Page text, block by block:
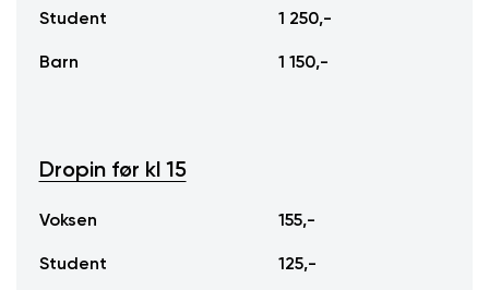
Student
Barn
1 250,-
1 150,-
Dropin før kl 15
Voksen
Student
155,-
125,-